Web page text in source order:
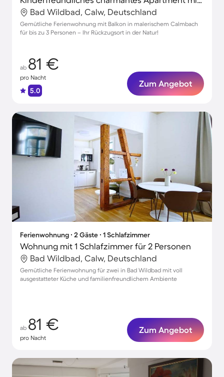
Bad Wildbad, Calw, Deutschland
Gemütliche Ferienwohnung mit Balkon in malerischem Calmbach
für bis zu 3 Personen – Ihr Rückzugsort in der Natur!
ab 81 €
pro Nacht
5.0
Zum Angebot
Ferienwohnung ∙ 2 Gäste ∙ 1 Schlafzimmer
Wohnung mit 1 Schlafzimmer für 2 Personen
Bad Wildbad, Calw, Deutschland
Gemütliche Ferienwohnung für zwei in Bad Wildbad mit voll
ausgestatteter Küche und familienfreundlichem Ambiente
ab 81 €
pro Nacht
Zum Angebot